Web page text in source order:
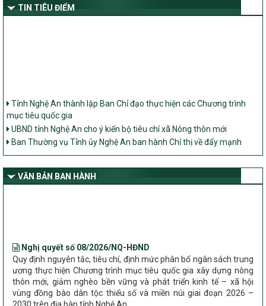
TIN TIÊU ĐIỂM
Tỉnh Nghệ An thành lập Ban Chỉ đạo thực hiện các Chương trình
mục tiêu quốc gia
UBND tỉnh Nghệ An cho ý kiến bộ tiêu chí xã Nông thôn mới
Ban Thường vụ Tỉnh ủy Nghệ An ban hành Chỉ thị về đẩy mạnh
thực hiện Chương trình mục tiêu quốc gia xây dựng nông thôn mới,
giảm nghèo bền vững và phát triển kinh tế – xã hội vùng đồng bào
dân tộc thiểu số và miền núi giai đoạn 2026 – 2030 trên địa bàn tỉnh
Nghệ An
VĂN BẢN BAN HÀNH
Quy định nguyên tắc, tiêu chí, định mức phân bổ ngân sách trung
ương thực hiện Chương trình mục tiêu quốc gia xây dựng nông
thôn mới, giảm nghèo bền vững và phát triển kinh tế – xã hội
vùng đồng bào dân tộc thiểu số và miền núi giai đoạn 2026 –
2030 trên địa bàn tỉnh Nghệ An